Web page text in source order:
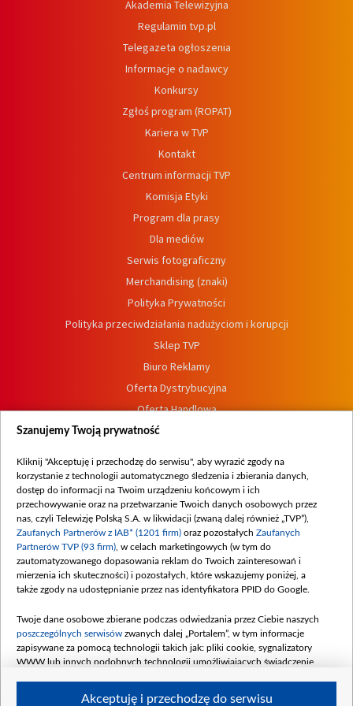
Akademia Telewizyjna
Regulamin tvp.pl
Telegazeta ogłoszenia
Informacje o nadawcy
Konkursy
Zgłoś program (ROPAT)
Kariera w TVP
Kontakt
Centrum informacji TVP
Komisja Etyki
Program dla prasy
Dla mediów
Serwis fotograficzny
Merchandising (znaki)
Polityka Prywatności
Polityka przeciwdziałania nadużyciom i korupcji
Sklep TVP
Biuro Reklamy
Oferta Dystrybucyjna
Oferta Handlowa
Dostępność
Procedura zgłoszeń wewnętrznych
Szanujemy Twoją prywatność
Kliknij "Akceptuję i przechodzę do serwisu", aby wyrazić zgody na
korzystanie z technologii automatycznego śledzenia i zbierania danych,
dostęp do informacji na Twoim urządzeniu końcowym i ich
przechowywanie oraz na przetwarzanie Twoich danych osobowych przez
nas, czyli Telewizję Polską S.A. w likwidacji (zwaną dalej również „TVP”),
Zaufanych Partnerów z IAB* (1201 firm) oraz pozostałych Zaufanych
Partnerów TVP (93 firm) , w celach marketingowych (w tym do
zautomatyzowanego dopasowania reklam do Twoich zainteresowań i
mierzenia ich skuteczności) i pozostałych, które wskazujemy poniżej, a
także zgody na udostępnianie przez nas identyfikatora PPID do Google.
Twoje dane osobowe zbierane podczas odwiedzania przez Ciebie naszych
poszczególnych serwisów zwanych dalej „Portalem”, w tym informacje
zapisywane za pomocą technologii takich jak: pliki cookie, sygnalizatory
WWW lub innych podobnych technologii umożliwiających świadczenie
Akceptuję i przechodzę do serwisu